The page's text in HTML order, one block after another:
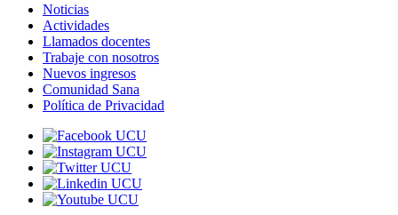
Noticias
Actividades
Llamados docentes
Trabaje con nosotros
Nuevos ingresos
Comunidad Sana
Política de Privacidad